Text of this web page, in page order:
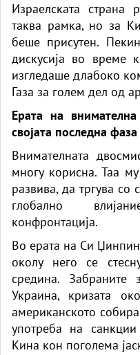
Израелската
таква рамка, но за
беше присутен.
дискусија во време
изгледаше длабоко
Газа за голем дел од
Ерата на
својата последна фаза
Внимателната
многу корисна. Таа
развива, да тргува
глобално
конфронтација.
Во ерата на Си
околу него се
средина. Забраните
Украина, кризата
американското
употреба на санкции
Кина кон поголема